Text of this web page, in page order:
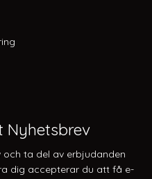
Nyhetsbrev
ta del av erbjudanden
dig accepterar du att få e-